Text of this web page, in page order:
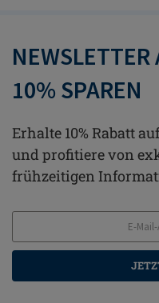
10% SPAREN
Erhalte 10% Rabatt
und profitiere von
frühzeitigen